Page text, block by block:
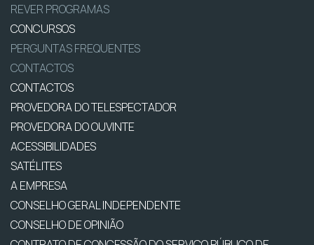
REVER PROGRAMAS
CONCURSOS
PERGUNTAS FREQUENTES
CONTACTOS
CONTACTOS
PROVEDORA DO TELESPECTADOR
PROVEDORA DO OUVINTE
ACESSIBILIDADES
SATÉLITES
A EMPRESA
CONSELHO GERAL INDEPENDENTE
CONSELHO DE OPINIÃO